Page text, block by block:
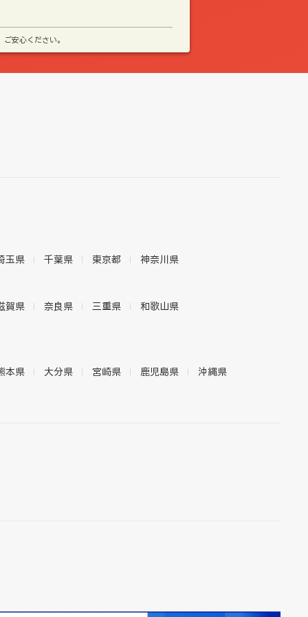
安心ください。
玉県 千葉県 東京都 神奈川県
賀県 奈良県 三重県 和歌山県
本県 大分県 宮崎県 鹿児島県 沖縄県